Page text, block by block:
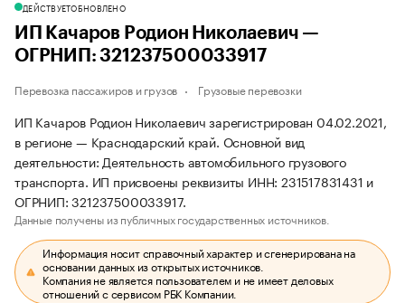
ДЕЙСТВУЕТОБНОВЛЕНО
ИП Качаров Родион Николаевич —
ОГРНИП: 321237500033917
Перевозка пассажиров и грузов Грузовые перевозки
ИП Качаров Родион Николаевич зарегистрирован 04.02.2021,
в регионе — Краснодарский край. Основной вид
деятельности: Деятельность автомобильного грузового
транспорта. ИП присвоены реквизиты ИНН: 231517831431 и
ОГРНИП: 321237500033917.
Данные получены из публичных государственных источников.
Информация носит справочный характер и сгенерирована на
основании данных из открытых источников.
Компания не является пользователем и не имеет деловых
отношений с сервисом РБК Компании.